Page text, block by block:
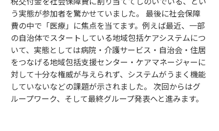
う実態が参加者を驚かせていました。 最後に社会保障
費の中で「医療」に焦点を当てます。例えば最近、一部
の自治体でスタートしている地域包括ケアシステムにつ
いて、実態としては病院・介護サービス・自治会・住居
をつなげる地域包括支援センター・ケアマネージャーに
対して十分な権威が与えられず、システムがうまく機能
していないなどの課題が示されました。 次回からはグ
ループワーク、そして最終グループ発表へと進みます。